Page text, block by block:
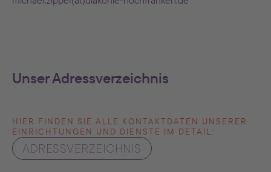
Unser Adressverzeichnis
HIER FINDEN SIE ALLE KONTAKTDATEN UNSERER
EINRICHTUNGEN UND DIENSTE IM DETAIL:
ADRESSVERZEICHNIS